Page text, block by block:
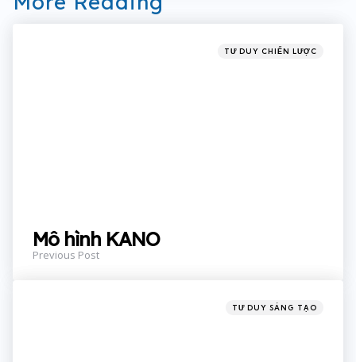
Post
Posted
TƯ DUY CHIẾN LƯỢC
Mô hình KANO
Previous Post
Posted
TƯ DUY SÁNG TẠO